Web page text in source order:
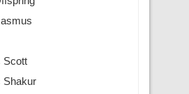
Scott
Shakur